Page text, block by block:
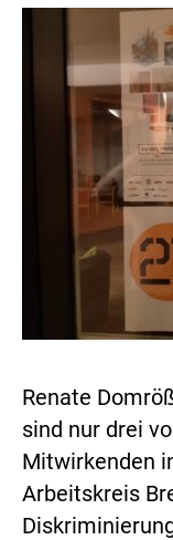
Renate
sind nur drei
Mitwirkenden
Arbeitskreis